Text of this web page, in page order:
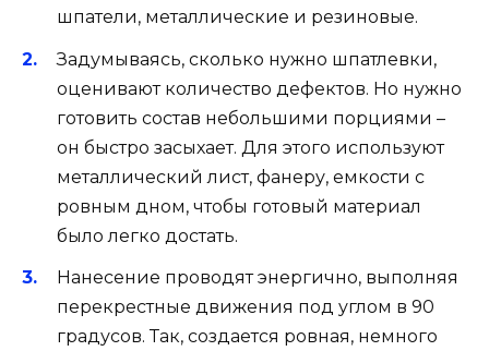
шпатели, металлические и резиновые.
Задумываясь, сколько нужно шпатлевки,
оценивают количество дефектов. Но нужно
готовить состав небольшими порциями –
он быстро засыхает. Для этого используют
металлический лист, фанеру, емкости с
ровным дном, чтобы готовый материал
было легко достать.
Нанесение проводят энергично, выполняя
перекрестные движения под углом в 90
градусов. Так, создается ровная, немного